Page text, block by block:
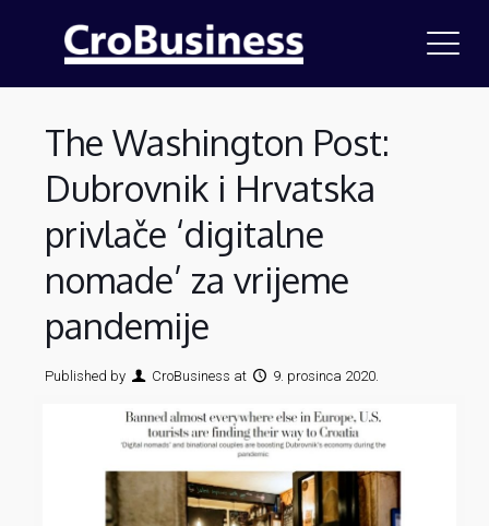
The Washington Post:
Dubrovnik i Hrvatska
privlače ‘digitalne
nomade’ za vrijeme
pandemije
Published by CroBusiness at 9. prosinca 2020.